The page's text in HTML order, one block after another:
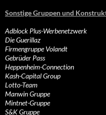
Sonstige Gruppen und
Adblock Plus-Werbenetzwerk
Die Guerillaz
Firmengruppe Volandt
Gebrüder Pass
Heppenheim-Connection
Kash-Capital Group
Lotto-Team
Manwin Gruppe
Mintnet-Gruppe
S&K Gruppe